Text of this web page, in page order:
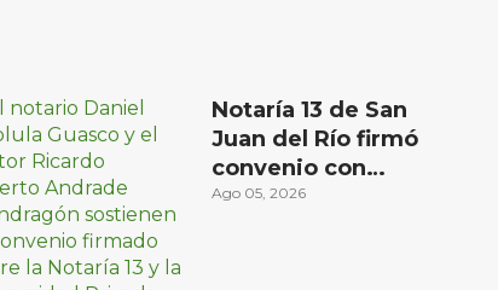
Notaría 13 de San
Juan del Río firmó
convenio con
Universidad Privada
Ago 05, 2026